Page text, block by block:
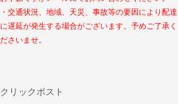
・交通状況、地域、天災、事故等の要因により配達
に遅延が発生する場合がございます。予めご了承く
ださいませ。
クリックポスト